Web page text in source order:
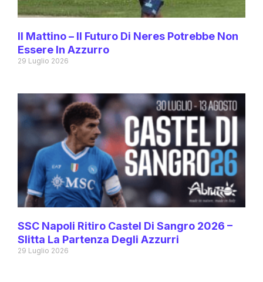
Il Mattino – Il Futuro Di Neres Potrebbe Non
Essere In Azzurro
29 Luglio 2026
SSC Napoli Ritiro Castel Di Sangro 2026 –
Slitta La Partenza Degli Azzurri
29 Luglio 2026